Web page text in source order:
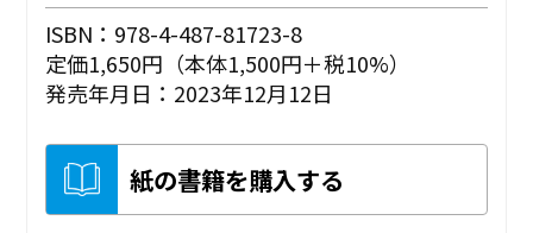
ISBN：978-4-487-81723-8
定価1,650円（本体1,500円＋税10%）
発売年月日：2023年12月12日
紙の書籍を購入する